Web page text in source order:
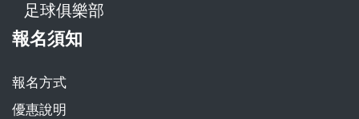
足球俱樂部
報名須知
報名方式
優惠說明